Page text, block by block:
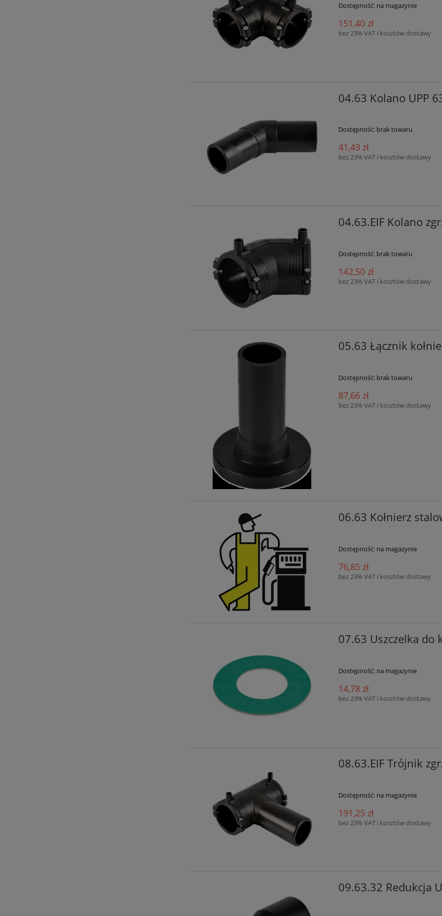
Dostępność: na magazynie
151,40 zł
bez 23% VAT i kosztów dostawy
04.63 Kolano UPP
Dostępność: brak towaru
41,43 zł
bez 23% VAT i kosztów dostawy
04.63.EIF Kolano
Dostępność: brak towaru
142,50 zł
bez 23% VAT i kosztów dostawy
05.63 Łącznik
Dostępność: brak towaru
87,66 zł
bez 23% VAT i kosztów dostawy
06.63 Kołnierz
Dostępność: na magazynie
76,85 zł
bez 23% VAT i kosztów dostawy
07.63 Uszczelka do
Dostępność: na magazynie
14,78 zł
bez 23% VAT i kosztów dostawy
08.63.EIF Trójnik
Dostępność: na magazynie
191,25 zł
bez 23% VAT i kosztów dostawy
09.63.32 Redukcja